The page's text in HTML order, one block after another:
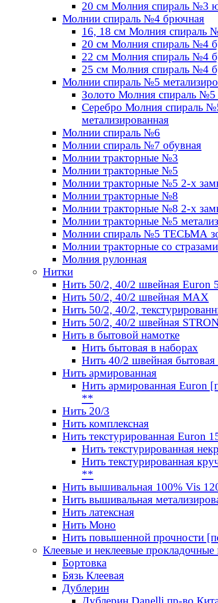
20 см Молния спираль №3
Молнии спираль №4 брючная
16, 18 см Молния спираль
20 см Молния спираль №4
22 см Молния спираль №4
25 см Молния спираль №4
Молнии спираль №5
Золото Молния спираль №5
Серебро Молния спираль
метализированная
Молнии спираль №6
Молнии спираль №7 обувная
Молнии тракторные №3
Молнии тракторные №5
Молнии тракторные №5 2-х
Молнии тракторные №8
Молнии тракторные №8 2-х
Молнии тракторные №5
Молнии спираль №5 ТЕСЬМА
Молнии тракторные со стразами
Молния рулонная
Нитки
Нить 50/2, 40/2 швейная Euron
Нить 50/2, 40/2 швейная МАХ
Нить 50/2, 40/2,
Нить 50/2, 40/2 швейная
Нить в бытовой намотке
Нить бытовая в наборах
Нить 40/2 швейная бытовая
Нить армированная
Нить армированная Euron
**
Нить 20/3
Нить комплексная
Нить текстурированная Euron
Нить текстурированная
Нить текстурированная
**
Нить вышивальная 100% Vis
Нить вышивальная
Нить латексная
Нить Моно
Нить повышенной прочности
Клеевые и неклеевые прокладочные
Бортовка
Бязь Клеевая
Дублерин